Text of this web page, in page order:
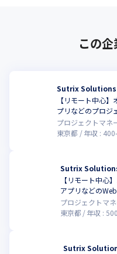
さらなる活躍が期待される
Sutrix Japanは昨年に続き2
・https://
・https://
adobe-digital-experience-
ion%20with%20Adobe.
この
Sutrix Solutions
【リモート中心
プリなどのプロジ
プロジェクトマネ
東京都
年収 : 400-
Sutrix
【リモート中心
アプリなどの
プロジェクトマ
東京都
年収 :
Sutrix